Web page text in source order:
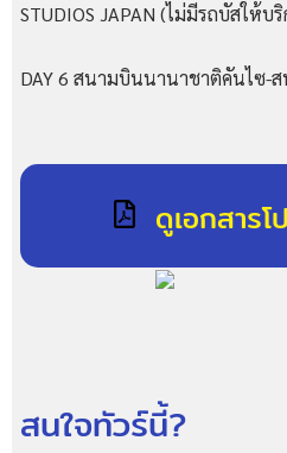
STUDIOS JAPAN (ไม่มีรถบัสให้บริ
DAY 6 สนามบินนานาชาติคันไซ-
ดูเอกสาร
สนใจทัวร์นี้?